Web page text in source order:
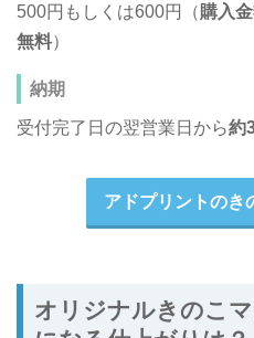
500円もしくは600円（ 購入
無料）
納期
受付完了日の翌営業日から約
アドプリントのき
オリジナルきのこ